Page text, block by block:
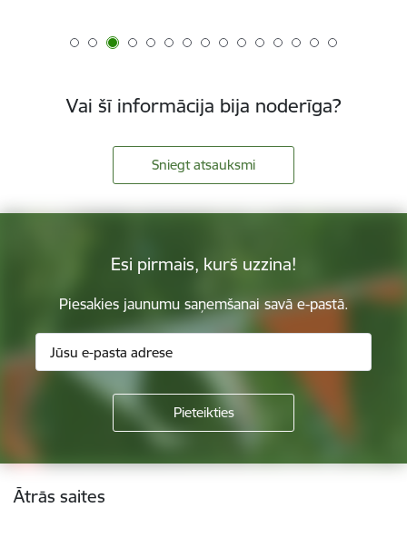
Vai šī informācija bija noderīga?
Sniegt atsauksmi
Esi pirmais, kurš uzzina!
Piesakies jaunumu saņemšanai savā e-pastā.
Kājene
Ātrās saites